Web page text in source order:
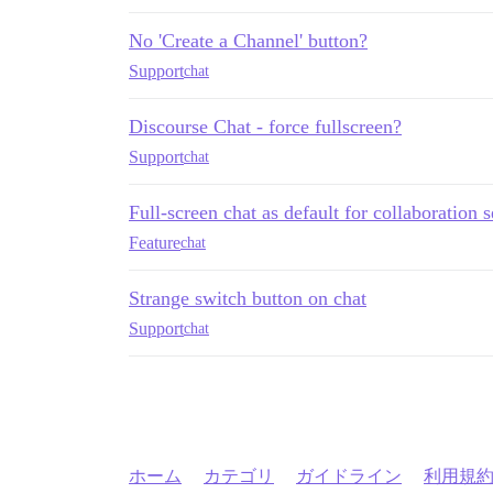
No 'Create a Channel' button?
Supportchat
Discourse Chat - force fullscreen?
Supportchat
Full-screen chat as default for collaboration
Featurechat
Strange switch button on chat
Supportchat
ホーム カテゴリ ガイドライン 利用規約